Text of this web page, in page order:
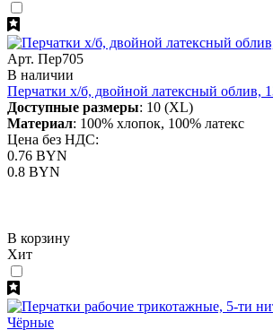
Арт. Пер705
В наличии
Перчатки х/б, двойной латексный облив,
Доступные размеры: 10 (XL)
Материал: 100% хлопок, 100% латекс
Цена без НДС:
0.76 BYN
0.8 BYN
В корзину
Хит